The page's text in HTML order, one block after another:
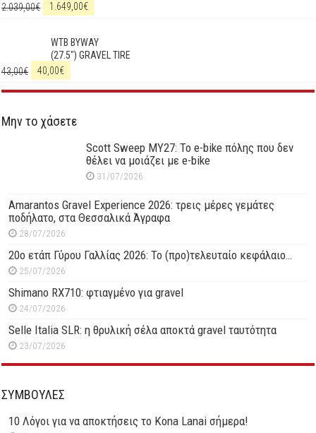
2.039,00€ 1.649,00€
WTB BYWAY
(27.5") GRAVEL TIRE
43,00€ 40,00€
Μην το χάσετε
Scott Sweep MY27: Το e-bike πόλης που δεν
θέλει να μοιάζει με e-bike
31/07/2026
Amarantos Gravel Experience 2026: τρεις μέρες γεμάτες
ποδήλατο, στα Θεσσαλικά Άγραφα
28/07/2026
20ο ετάπ Γύρου Γαλλίας 2026: Το (προ)τελευταίο κεφάλαιο…
25/07/2026
Shimano RX710: φτιαγμένο για gravel
24/07/2026
Selle Italia SLR: η θρυλική σέλα αποκτά gravel ταυτότητα
23/07/2026
ΣΥΜΒΟΥΛΕΣ
10 Λόγοι για να αποκτήσεις το Kona Lanai σήμερα!